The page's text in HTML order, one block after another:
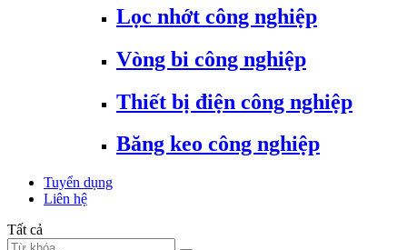
Lọc nhớt công nghiệp
Vòng bi công nghiệp
Thiết bị điện công nghiệp
Băng keo công nghiệp
Tuyển dụng
Liên hệ
Tất cả